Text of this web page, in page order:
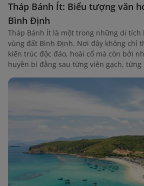
Tháp Bánh Ít: Biểu tượng văn
Bình Định
Tháp Bánh Ít là một trong những di tích
vùng đất Bình Định. Nơi đây không chỉ
kiến trúc độc đáo, hoài cổ mà còn bởi
huyền bí đằng sau từng viên gạch,